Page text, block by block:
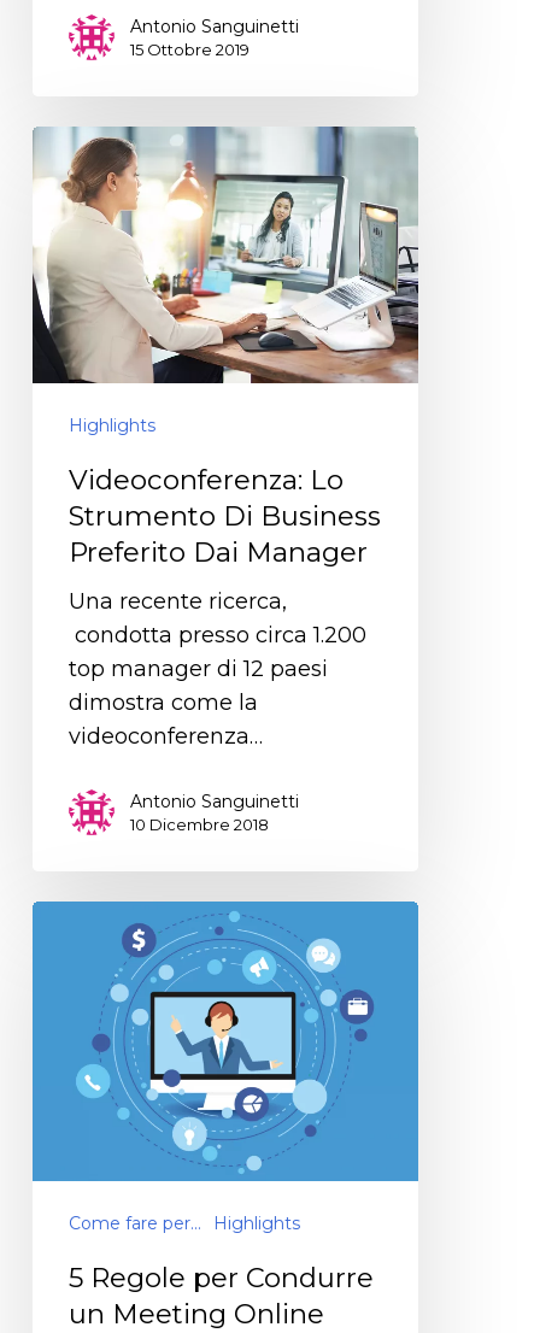
Antonio Sanguinetti
15 Ottobre 2019
Highlights
Videoconferenza: Lo
Strumento Di Business
Preferito Dai Manager
Una recente ricerca,
condotta presso circa 1.200
top manager di 12 paesi
dimostra come la
videoconferenza…
Antonio Sanguinetti
10 Dicembre 2018
Come fare per... Highlights
5 Regole per Condurre
un Meeting Online